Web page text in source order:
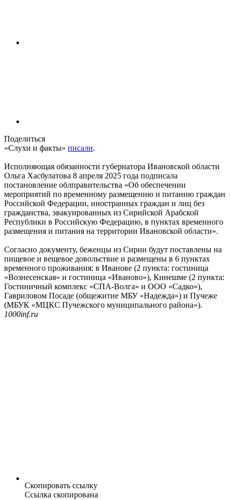
Поделиться
«Слухи и факты» писали.
Исполняющая обязанности губернатора Ивановской области
Ольга Хасбулатова 8 апреля 2025 года подписала
постановление облправительства «Об обеспечении
мероприятий по временному размещению и питанию граждан
Российской Федерации, иностранных граждан и лиц без
гражданства, эвакуированных из Сирийской Арабской
Республики в Российскую Федерацию, в пунктах временного
размещения и питания на территории Ивановской области».
Согласно документу, беженцы из Сирии будут поставлены на
пищевое и вещевое довольствие и размещены в 6 пунктах
временного проживания: в Иванове (2 пункта: гостиница
«Вознесенская» и гостиница «Иваново»), Кинешме (2 пункта:
Гостиничный комплекс «СПА-Волга» и ООО «Садко»),
Гавриловом Посаде (общежитие МБУ «Надежда») и Пучеже
(МБУК «МЦКС Пучежского муниципального района»).
1000inf.ru
Скопировать ссылку
Ссылка скопирована